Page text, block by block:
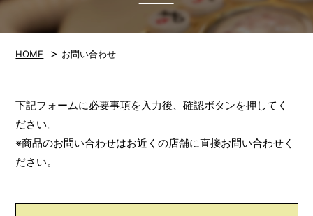
HOME > お問い合わせ
下記フォームに必要事項を入力後、確認ボタンを押してく
ださい。
※商品のお問い合わせはお近くの店舗に直接お問い合わせく
ださい。